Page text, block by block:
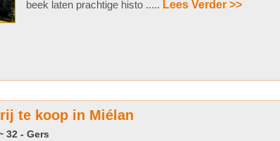
beek laten prachtige histo ..... Lees Verder >>
te koop in Miélan
32 - Gers